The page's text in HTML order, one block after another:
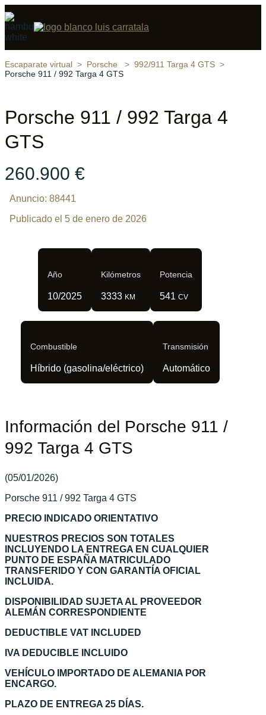
‹ ›
Compartir
Escaparate virtual Porsche
992/911 Targa 4 GTS
Porsche 911 / 992 Targa 4 GTS
Porsche 911 / 992 Targa 4
GTS
260.900 €
Anuncio: 88441
Publicado el 5 de enero de 2026
Año
10/2025
Kilómetros
3333 KM
Potencia
541CV
Combustible
Híbrido (gasolina/eléctrico)
Transmisión
Automático
Información del Porsche 911 /
992 Targa 4 GTS
(05/01/2026)
Porsche 911 / 992 Targa 4 GTS
PRECIO INDICADO ORIENTATIVO
NUESTROS PRECIOS SON TOTALES
INCLUYENDO LA ENTREGA EN CUALQUIER
PUNTO DE ESPAÑA MATRICULADO
TRANSFERIDO Y CON GARANTÍA OFICIAL
INCLUIDA.
DISPONIBILIDAD SUJETA AL PROVEEDOR
ALEMÁN CORRESPONDIENTE
DEDUCTIBLE VAT INCLUDED
IVA DEDUCIBLE INCLUIDO
VEHÍCULO IMPORTADO DE ALEMANIA POR
ENCARGO.
PLAZO DE ENTREGA 25 DÍAS.